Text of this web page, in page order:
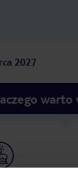
2027
warto